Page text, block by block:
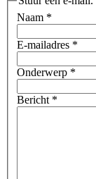
Naam *
E-mailadres *
Onderwerp *
Bericht *